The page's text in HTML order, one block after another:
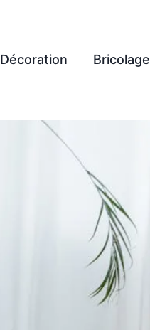
Décoration Bricolage